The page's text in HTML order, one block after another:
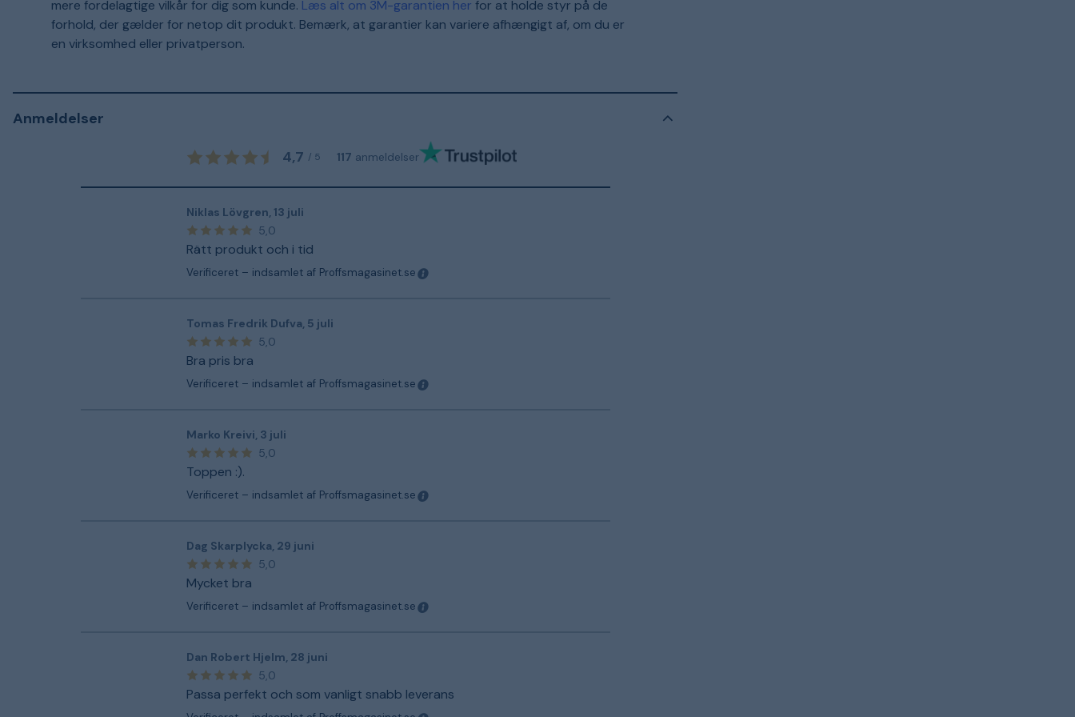
mere fordelagtige vilkår for dig som kunde. Læs alt om 3M-garantien her for at holde styr på de
forhold, der gælder for netop dit produkt. Bemærk, at garantier kan variere afhængigt af, om du er
en virksomhed eller privatperson.
Anmeldelser
4,7 / 5 117 anmeldelser
Niklas Lövgren, 13 juli
5,0
Rätt produkt och i tid
Verificeret – indsamlet af Proffsmagasinet.se
Tomas Fredrik Dufva, 5 juli
5,0
Bra pris bra
Verificeret – indsamlet af Proffsmagasinet.se
Marko Kreivi, 3 juli
5,0
Toppen :).
Verificeret – indsamlet af Proffsmagasinet.se
Dag Skarplycka, 29 juni
5,0
Mycket bra
Verificeret – indsamlet af Proffsmagasinet.se
Dan Robert Hjelm, 28 juni
5,0
Passa perfekt och som vanligt snabb leverans